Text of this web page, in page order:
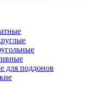
для поддонов